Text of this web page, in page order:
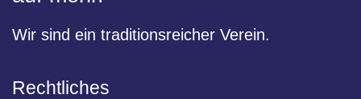
Wir sind ein traditionsreicher Verein.
Rechtliches